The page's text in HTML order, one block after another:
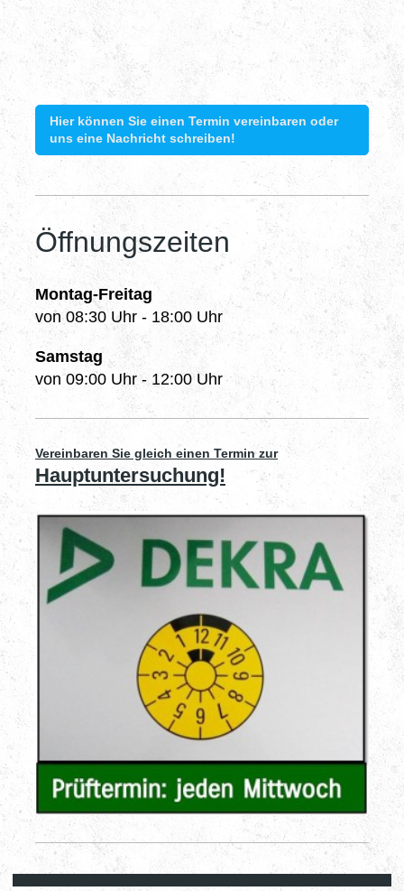
Hier können Sie einen Termin vereinbaren oder
uns eine Nachricht schreiben!
Öffnungszeiten
Montag-Freitag
von 08:30 Uhr - 18:00 Uhr
Samstag
von 09:00 Uhr - 12:00 Uhr
Vereinbaren Sie gleich einen Termin zur
Hauptuntersuchung!